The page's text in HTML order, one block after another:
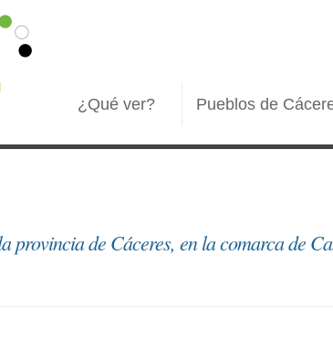
¿Qué ver? Pueblos de
provincia de Cáceres, en la comarca de